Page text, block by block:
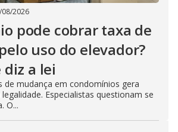
08/2026
pode cobrar taxa de
uso do elevador?
diz a lei
de mudança em condomínios gera
Especialistas questionam se
O...